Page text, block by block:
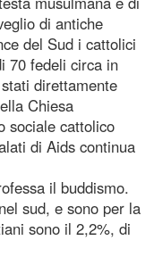
di antiche
del Sud i cattolici
70 fedeli circa in
direttamente
Chiesa
sociale cattolico
di Aids continua
il buddismo.
sud, e sono per la
sono il 2,2%, di